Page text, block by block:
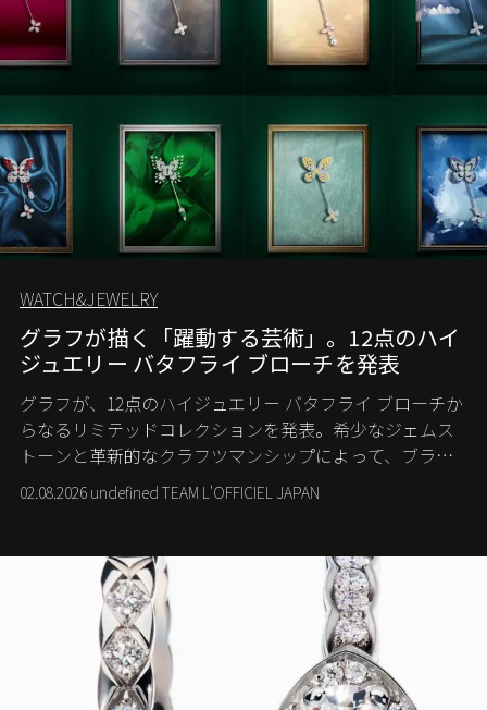
WATCH&JEWELRY
グラフが描く「躍動する芸術」。12点のハイ
ジュエリー バタフライ ブローチを発表
グラフが、12点のハイジュエリー バタフライ ブローチか
らなるリミテッドコレクションを発表。希少なジェムス
トーンと革新的なクラフツマンシップによって、ブラン
ドを象徴するバタフライに新たな生命を吹き込む。
02.08.2026 undefined TEAM L'OFFICIEL JAPAN